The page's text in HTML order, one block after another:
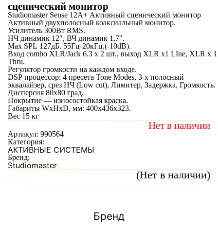
сценический монитор
(Нет в наличии)
Studiomaster Sense 12A+ Активный сценический монитор
Активный двухполосный коаксиальный монитор.
Усилитель 300Вт RMS.
НЧ динамик 12″, ВЧ динамик 1,7″.
Max SPL 127дБ. 55Гц-20кГц.(-10dB).
Вход combo XLR/Jack 6.3 х 2 шт., выход XLR х1 LIne, XLR х 1
Thru.
Регулятор громкости на каждом входе.
DSP процессор: 4 пресета Tone Modes, 3-х полосный
эквалайзер, срез НЧ (Low cut), Лимитер, Задержка, Громкость.
Дисперсия 80х80 град.
Покрытие — износостойкая краска.
Габариты WхHхD, мм: 400х436х323.
Вес 15 кг
Нет в наличии
Артикул: 990564
Категория:
АКТИВНЫЕ СИСТЕМЫ
Бренд:
Studiomaster
Бренд